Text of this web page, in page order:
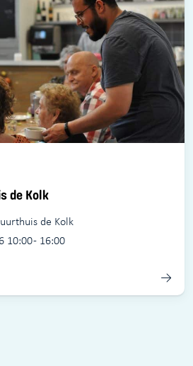
de Kolk
de Kolk
10:00 - 16:00